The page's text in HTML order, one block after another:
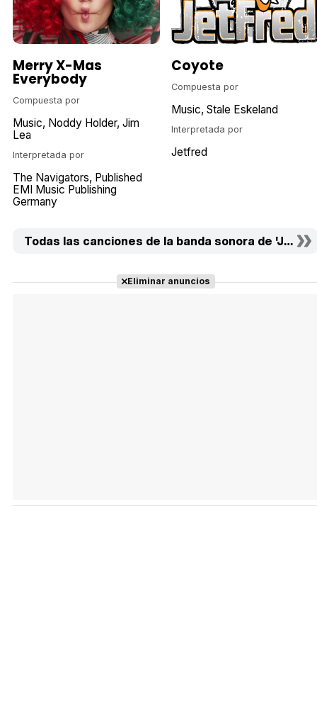
Merry X-Mas
Everybody
Compuesta por
Music Noddy Holder Jim
Lea
Interpretada por
The Navigators Published
EMI Music Publishing
Germany
Coyote
Compuesta por
Music Stale Eskeland
Interpretada por
Jetfred
Todas las canciones de la banda sonora de
Eliminar anuncios